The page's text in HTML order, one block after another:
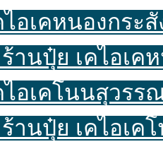
ไอเคหนองกระ
ร้านปุ๋ย เคไอเ
ไอเคโนนสุวร
ร้านปุ๋ย เคไอ